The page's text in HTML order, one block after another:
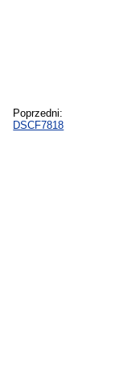
Poprzedni:
DSCF7818